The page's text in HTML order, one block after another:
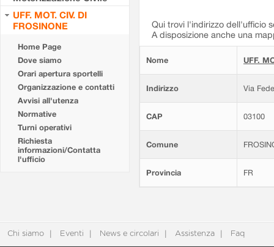
UFF. MOT. CIV. DI
FROSINONE
Home Page
Dove siamo
Orari apertura sportelli
Organizzazione e contatti
Avvisi all'utenza
Normative
Turni operativi
Richiesta
informazioni/Contatta
l'ufficio
Qui trovi l'indirizzo dell'ufficio
A disposizione anche una
Nome UFF.
Indirizzo Via
CAP 03100
Comune
Provincia FR
Chi siamo Eventi News e circolari Assistenza Faq